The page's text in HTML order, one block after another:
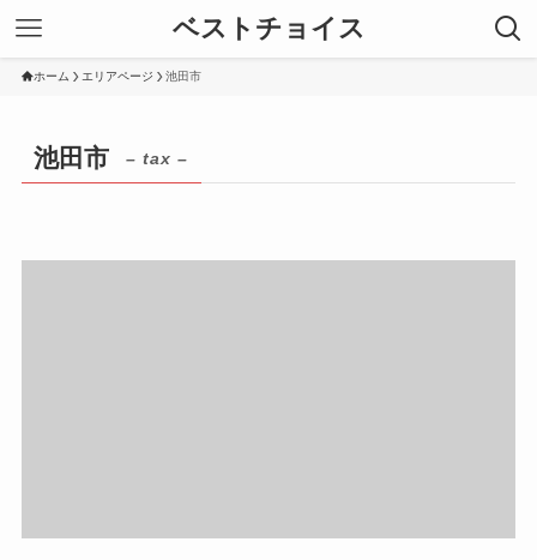
ベストチョイス
ホーム エリアページ 池田市
池田市 – tax –